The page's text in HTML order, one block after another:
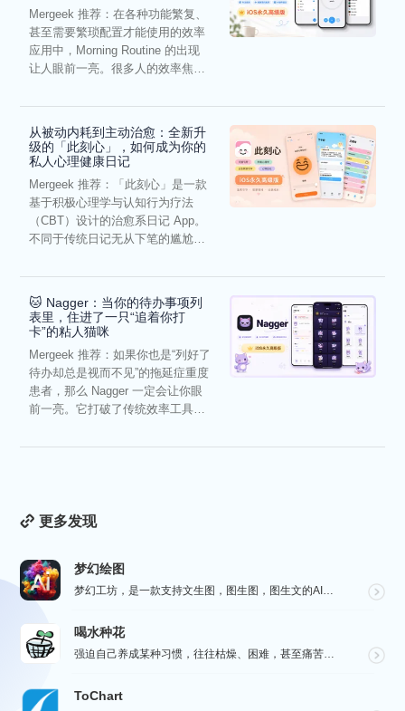
Mergeek 推荐：在各种功能繁复、
甚至需要繁琐配置才能使用的效率
应用中，Morning Routine 的出现
让人眼前一亮。很多人的效率焦
从被动内耗到主动治愈：全新升
级的「此刻心」，如何成为你的
私人心理健康日记
Mergeek 推荐：「此刻心」是一款
基于积极心理学与认知行为疗法
（CBT）设计的治愈系日记 App。
不同于传统日记无从下笔的尴尬，
🐱 Nagger：当你的待办事项列
表里，住进了一只“追着你打
卡”的粘人猫咪
Mergeek 推荐：如果你也是“列好了
待办却总是视而不见”的拖延症重度
患者，那么 Nagger 一定会让你眼
前一亮。它打破了传统效率工具冰
更多发现
梦幻绘图
梦幻工坊，是一款支持文生图，图生图，图生文的AI绘图工具，不需要魔法就可以使用各种 AI 工具，也不...
喝水种花
强迫自己养成某种习惯，往往枯燥、困难，甚至痛苦。而喝水种花旨在通过种花这种游戏的方式，让您在养成喝水...
ToChart